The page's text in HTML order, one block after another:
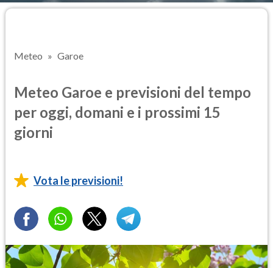
Meteo Garoe
Meteo Garoe e previsioni del tempo
per oggi, domani e i prossimi 15
giorni
Vota le previsioni!